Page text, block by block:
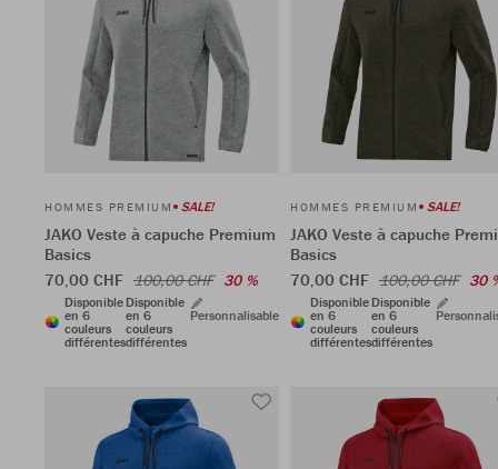
HOMMES PREMIUM SALE!
JAKO Veste à capuche Premium
Basics
70,00 CHF 100,00 CHF 30 %
Disponible
en 6
couleurs
différentes
Disponible
en 6
couleurs
différentes
Personnalisable
HOMMES PREMIUM SALE!
JAKO Veste à capuche
Basics
70,00 CHF 100,00 CHF 30
Disponible
en 6
couleurs
différentes
Disponible
en 6
couleurs
différentes